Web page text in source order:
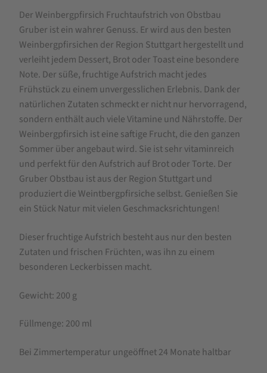
Gruber
Weinbergpfirsich
Fruchtaufstrich
Der Weinbergpfirsich Fruchtaufstrich von Obstbau
Gruber ist ein wahrer Genuss. Er wird aus den besten
Weinbergpfirsichen der Region Stuttgart hergestellt und
verleiht jedem Dessert, Brot oder Toast eine besondere
Note. Der süße, fruchtige Aufstrich macht jedes
Frühstück zu einem unvergesslichen Erlebnis. Dank der
natürlichen Zutaten schmeckt er nicht nur hervorragend,
sondern enthält auch viele Vitamine und Nährstoffe. Der
Weinbergpfirsich ist eine saftige Frucht, die den ganzen
Sommer über angebaut wird. Sie ist sehr vitaminreich
und perfekt für den Aufstrich auf Brot oder Torte. Der
Gruber Obstbau ist aus der Region Stuttgart und
produziert die Weintbergpfirsiche selbst. Genießen Sie
ein Stück Natur mit vielen Geschmacksrichtungen!
Dieser fruchtige Aufstrich besteht aus nur den besten
Zutaten und frischen Früchten, was ihn zu einem
besonderen Leckerbissen macht.
Gewicht: 200 g
Füllmenge: 200 ml
Bei Zimmertemperatur ungeöffnet 24 Monate haltbar